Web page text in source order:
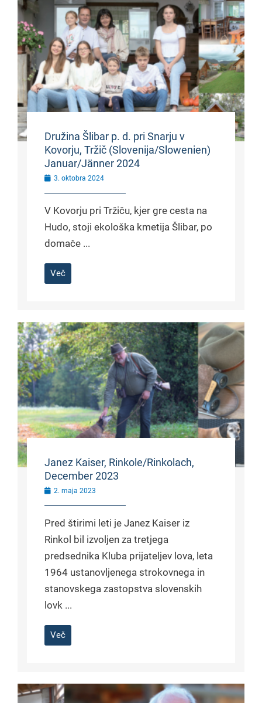
Družina Šlibar p. d. pri Snarju v
Kovorju, Tržič (Slovenija/Slowenien)
Januar/Jänner 2024
3. oktobra 2024
V Kovorju pri Tržiču, kjer gre cesta na
Hudo, stoji ekološka kmetija Šlibar, po
domače ...
Več
Janez Kaiser, Rinkole/Rinkolach,
December 2023
2. maja 2023
Pred štirimi leti je Janez Kaiser iz
Rinkol bil izvoljen za tretjega
predsednika Kluba prijateljev lova, leta
1964 ustanovljenega strokovnega in
stanovskega zastopstva slovenskih
lovk ...
Več